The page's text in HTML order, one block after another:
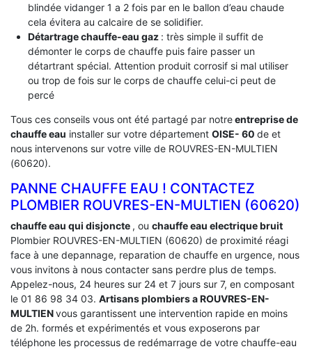
blindée vidanger 1 a 2 fois par en le ballon d’eau chaude
cela évitera au calcaire de se solidifier.
Détartrage chauffe-eau gaz : très simple il suffit de
démonter le corps de chauffe puis faire passer un
détartrant spécial. Attention produit corrosif si mal utiliser
ou trop de fois sur le corps de chauffe celui-ci peut de
percé
Tous ces conseils vous ont été partagé par notreentreprise de
chauffe eau installer sur votre département OISE- 60 de et
nous intervenons sur votre ville de ROUVRES-EN-MULTIEN
(60620).
PANNE CHAUFFE EAU ! CONTACTEZ
PLOMBIER ROUVRES-EN-MULTIEN (60620)
chauffe eau qui disjoncte , ou chauffe eau electrique bruit
Plombier ROUVRES-EN-MULTIEN (60620) de proximité réagi
face à une depannage, reparation de chauffe en urgence, nous
vous invitons à nous contacter sans perdre plus de temps.
Appelez-nous, 24 heures sur 24 et 7 jours sur 7, en composant
le 01 86 98 34 03. Artisans plombiers a ROUVRES-EN-
MULTIENvous garantissent une intervention rapide en moins
de 2h. formés et expérimentés et vous exposerons par
téléphone les processus de redémarrage de votre chauffe-eau